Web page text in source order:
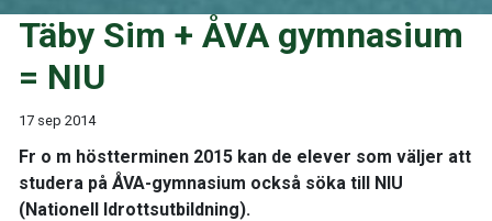
Täby Sim + ÅVA gymnasium
= NIU
17 sep 2014
Fr o m höstterminen 2015 kan de elever som väljer att
studera på ÅVA-gymnasium också söka till NIU
(Nationell Idrottsutbildning).